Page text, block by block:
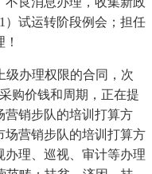
）试运转阶段例会；担任
办理权限的合同，次
购价钱和周期，正在提
营销步队的培训打算方
场营销步队的培训打算方
理、巡视、审计等办理